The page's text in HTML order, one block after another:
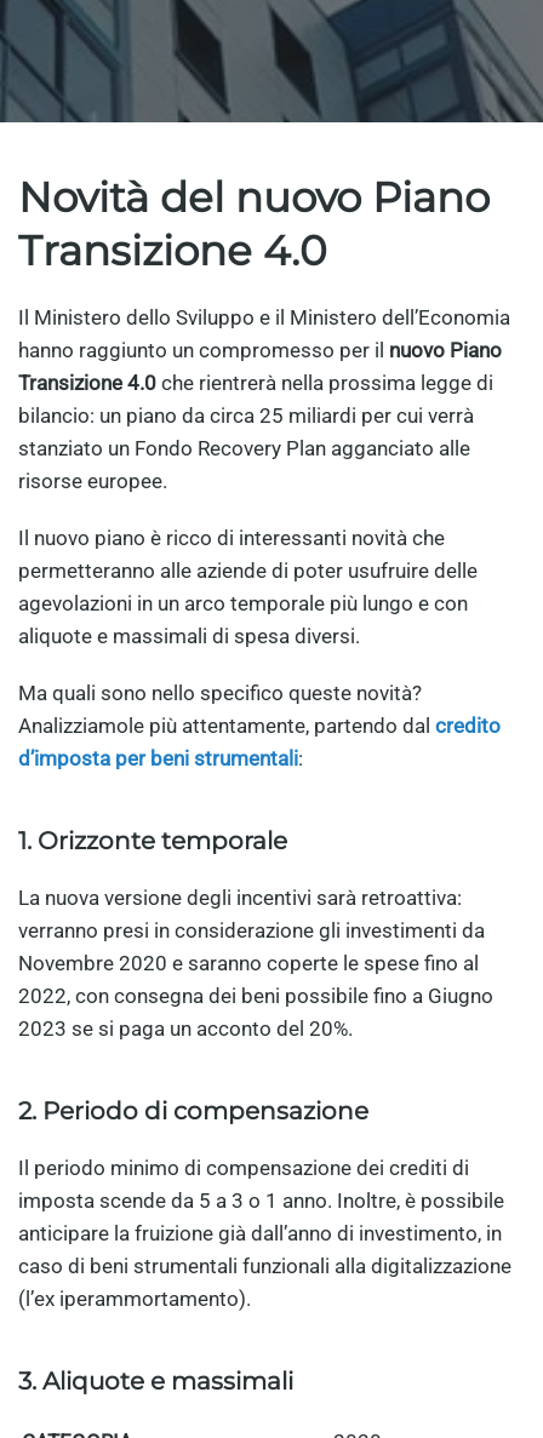
Novità del nuovo Piano
Transizione 4.0
Il Ministero dello Sviluppo e il Ministero dell’Economia
hanno raggiunto un compromesso per il nuovo Piano
Transizione 4.0 che rientrerà nella prossima legge di
bilancio: un piano da circa 25 miliardi per cui verrà
stanziato un Fondo Recovery Plan agganciato alle
risorse europee.
Il nuovo piano è ricco di interessanti novità che
permetteranno alle aziende di poter usufruire delle
agevolazioni in un arco temporale più lungo e con
aliquote e massimali di spesa diversi.
Ma quali sono nello specifico queste novità?
Analizziamole più attentamente, partendo dal credito
d’imposta per beni strumentali:
1. Orizzonte temporale
La nuova versione degli incentivi sarà retroattiva:
verranno presi in considerazione gli investimenti da
Novembre 2020 e saranno coperte le spese fino al
2022, con consegna dei beni possibile fino a Giugno
2023 se si paga un acconto del 20%.
2. Periodo di compensazione
Il periodo minimo di compensazione dei crediti di
imposta scende da 5 a 3 o 1 anno. Inoltre, è possibile
anticipare la fruizione già dall’anno di investimento, in
caso di beni strumentali funzionali alla digitalizzazione
(l’ex iperammortamento).
3. Aliquote e massimali